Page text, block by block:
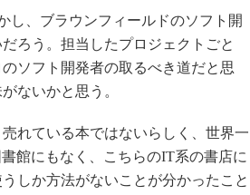
し、ブラウンフィールドのソフト開
ろう。担当したプロジェクトごと
ソフト開発者の取るべき道だと思
ないかと思う。
れている本ではないらしく、世界一
館にもなく、こちらのIT系の書店に
しか方法がないことが分かったこと